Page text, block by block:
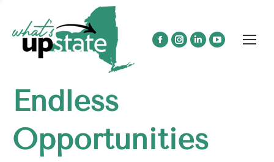
Facebook
window
Instagram
LinkedinYouTube
Endless
Opportunities